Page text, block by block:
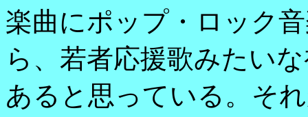
楽曲にポップ・ロック
ら、若者応援歌みたい
あると思っている。そ